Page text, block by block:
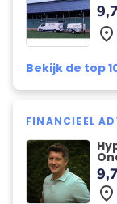
9,7
Bekijk de top
place
FINANCIEEL
9,7
place